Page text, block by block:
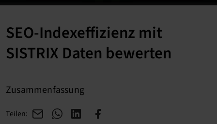
SEO-Indexeffizienz mit
SISTRIX Daten bewerten
Zusammenfassung
Teilen: